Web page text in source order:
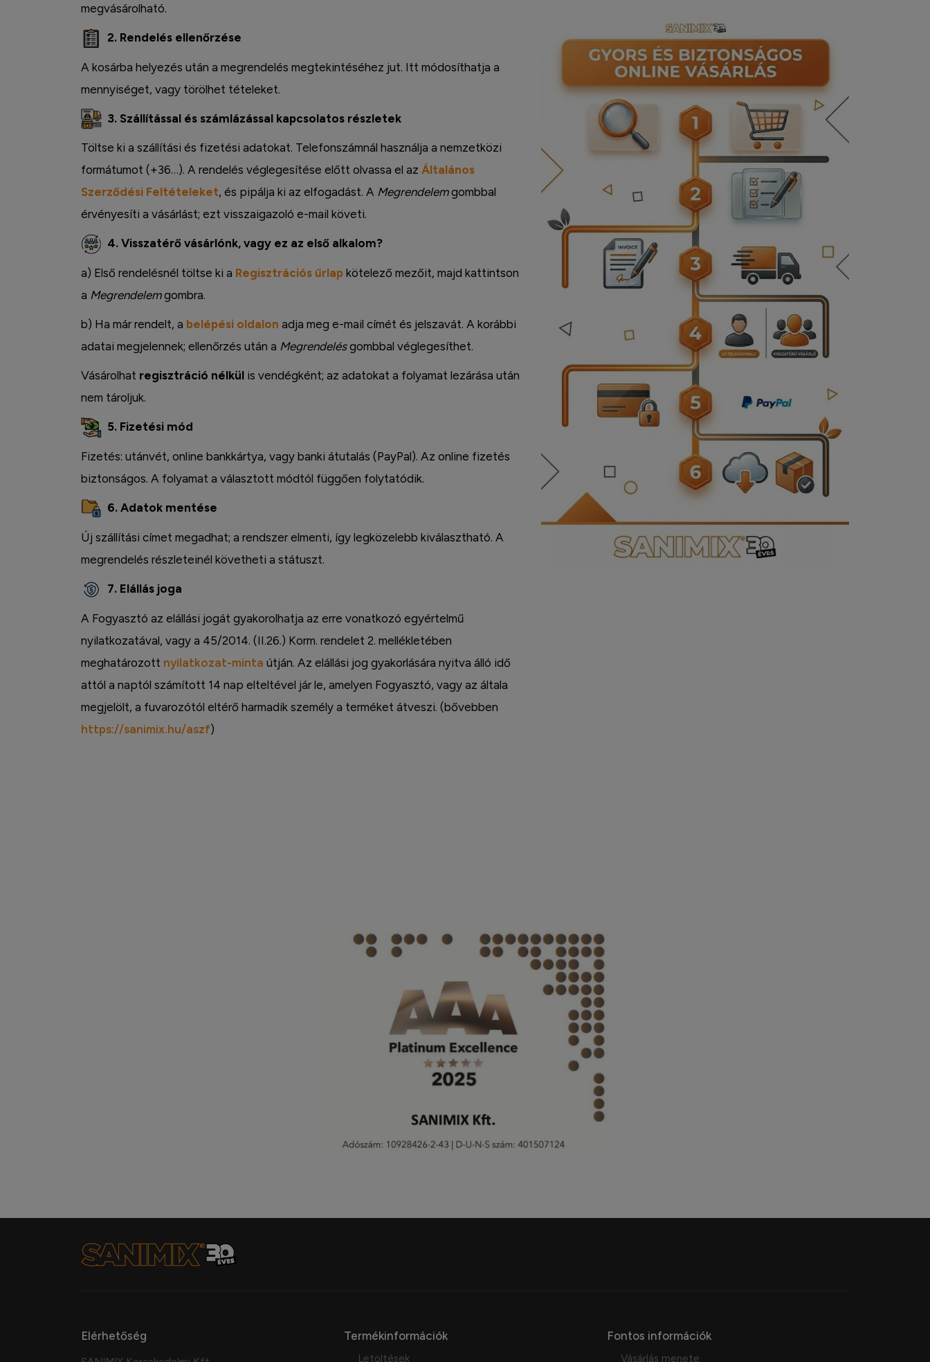
megvásárolható.
2. Rendelés ellenőrzése
A kosárba helyezés után a megrendelés megtekintéséhez jut. Itt módosíthatja a
mennyiséget, vagy törölhet tételeket.
3. Szállítással és számlázással kapcsolatos részletek
Töltse ki a szállítási és fizetési adatokat. Telefonszámnál használja a nemzetközi
formátumot (+36…). A rendelés véglegesítése előtt olvassa el az Általános
Szerződési Feltételeket, és pipálja ki az elfogadást. A Megrendelemgombbal
érvényesíti a vásárlást; ezt visszaigazoló e-mail követi.
4. Visszatérő vásárlónk, vagy ez az első alkalom?
a) Első rendelésnél töltse ki a Regisztrációs űrlap kötelező mezőit, majd kattintson
a Megrendelemgombra.
b) Ha már rendelt, a belépési oldalon adja meg e-mail címét és jelszavát. A korábbi
adatai megjelennek; ellenőrzés után a Megrendelésgombbal véglegesíthet.
Vásárolhat regisztráció nélkül is vendégként; az adatokat a folyamat lezárása után
nem tároljuk.
5. Fizetési mód
Fizetés: utánvét, online bankkártya, vagy banki átutalás (PayPal). Az online fizetés
biztonságos. A folyamat a választott módtól függően folytatódik.
6. Adatok mentése
Új szállítási címet megadhat; a rendszer elmenti, így legközelebb kiválasztható. A
megrendelés részleteinél követheti a státuszt.
7. Elállás joga
A Fogyasztó az elállási jogát gyakorolhatja az erre vonatkozó egyértelmű
nyilatkozatával, vagy a 45/2014. (II.26.) Korm. rendelet 2. mellékletében
meghatározott nyilatkozat-minta útján. Az elállási jog gyakorlására nyitva álló idő
attól a naptól számított 14 nap elteltével jár le, amelyen Fogyasztó, vagy az általa
megjelölt, a fuvarozótól eltérő harmadik személy a terméket átveszi. (bővebben
https://sanimix.hu/aszf)
Elérhetőség Termékinformációk
Letöltések
Fontos információk
Vásárlás menete